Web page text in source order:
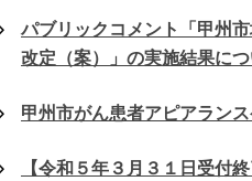
パブリックコメント「甲州
改定（案）」の実施結果に
甲州市がん患者アピアラン
【令和５年３月３１日受付